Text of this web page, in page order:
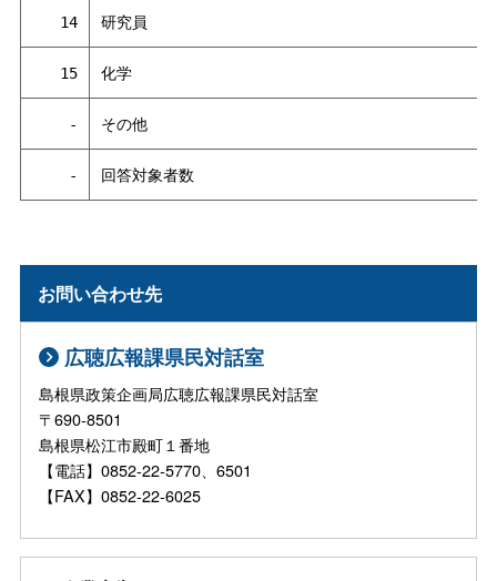
14 研究員
15 化学
- その他
- 回答対象者数
お問い合わせ先
広聴広報課県民対話室
島根県政策企画局広聴広報課県民対話室
〒690-8501
島根県松江市殿町１番地
【電話】0852-22-5770、6501
【FAX】0852-22-6025